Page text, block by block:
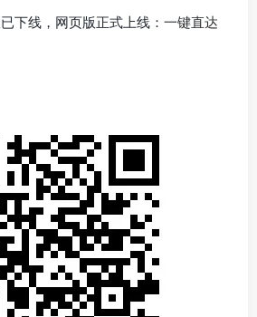
下线，网页版正式上线： 一键直达